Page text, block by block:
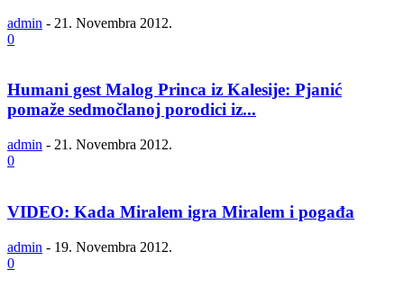
admin - 21. Novembra 2012.
0
Humani gest Malog Princa iz Kalesije: Pjanić
pomaže sedmočlanoj porodici iz...
admin - 21. Novembra 2012.
0
VIDEO: Kada Miralem igra Miralem i pogađa
admin - 19. Novembra 2012.
0